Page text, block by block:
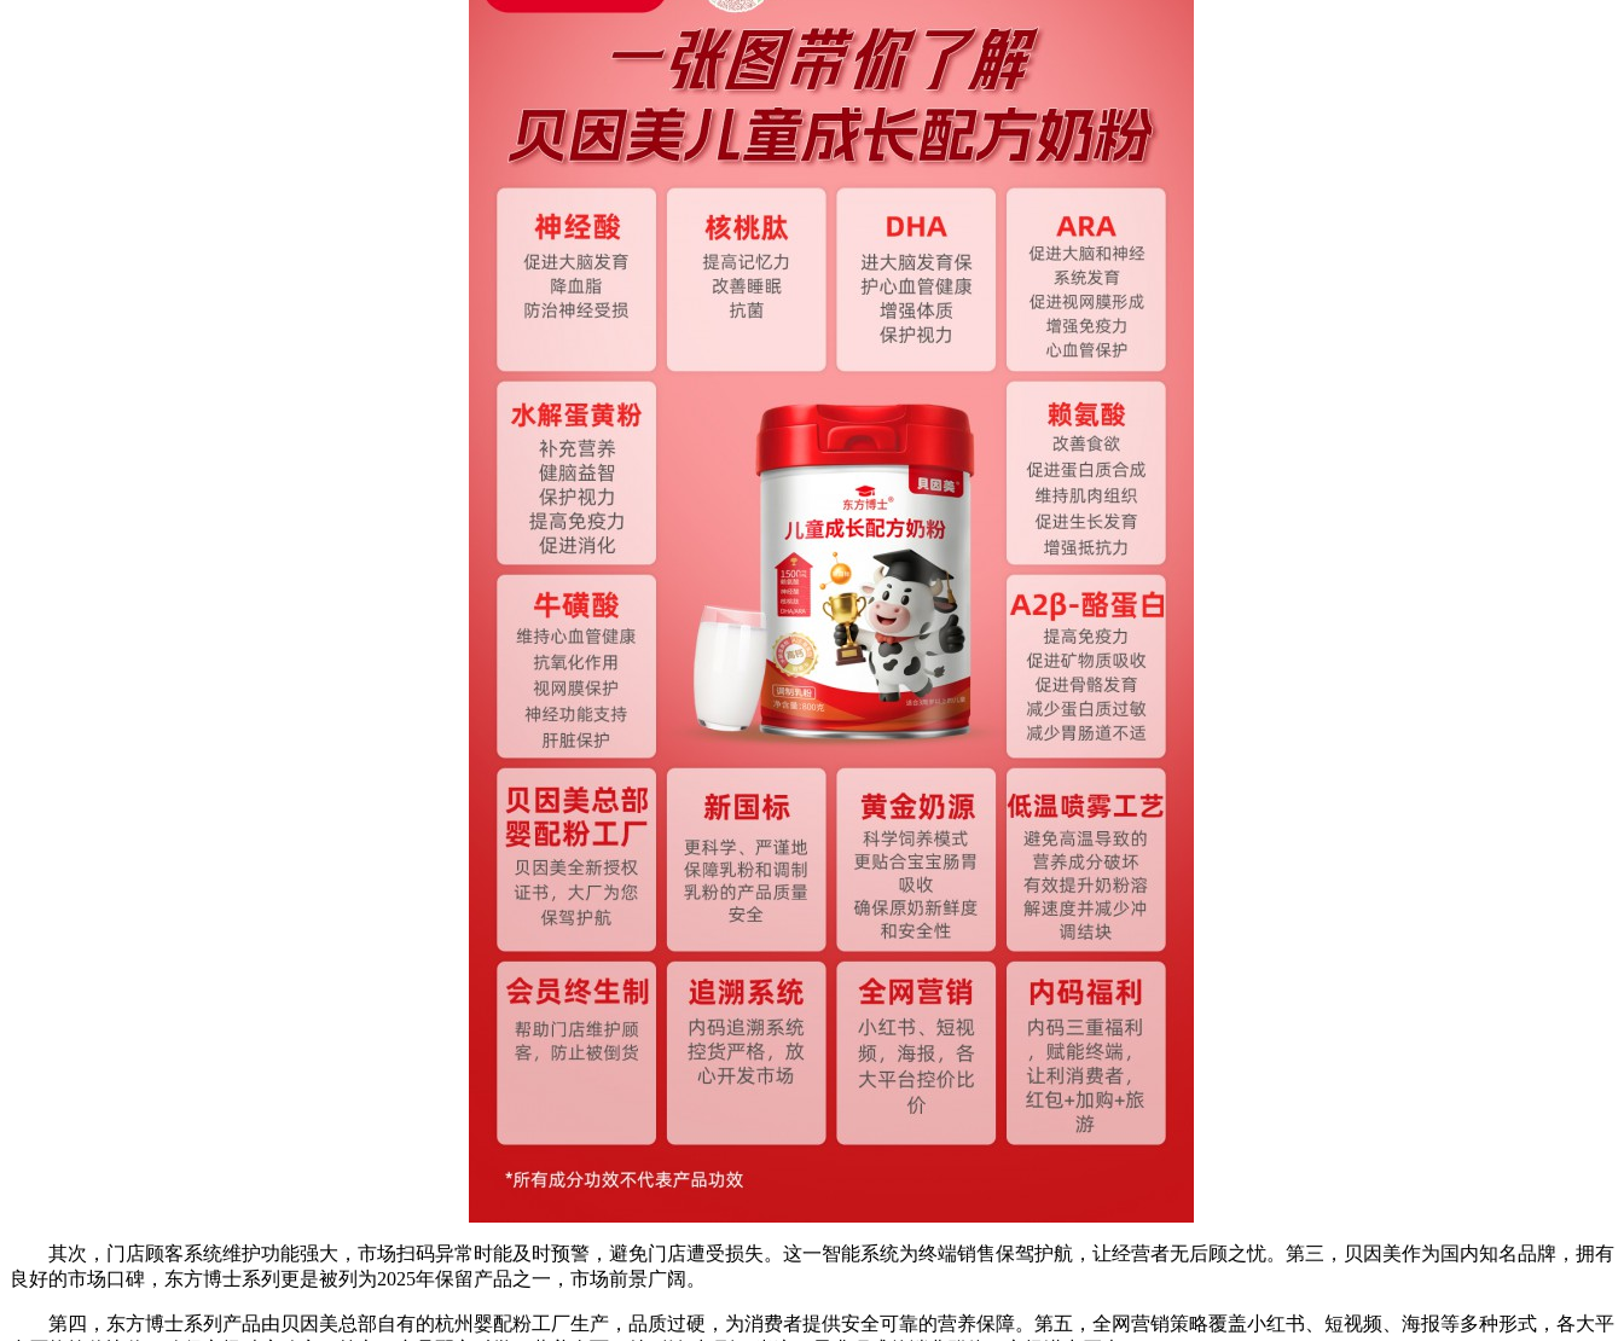
其次，门店顾客系统维护功能强大，市场扫码异常时能及时预警，避免门店遭受损失。这一智能系统为终端销售保驾护航，让经营者无后顾之忧。第三，贝因美作为国内知名品牌，拥有
良好的市场口碑，东方博士系列更是被列为2025年保留产品之一，市场前景广阔。
第四，东方博士系列产品由贝因美总部自有的杭州婴配粉工厂生产，品质过硬，为消费者提供安全可靠的营养保障。第五，全网营销策略覆盖小红书、短视频、海报等多种形式，各大平